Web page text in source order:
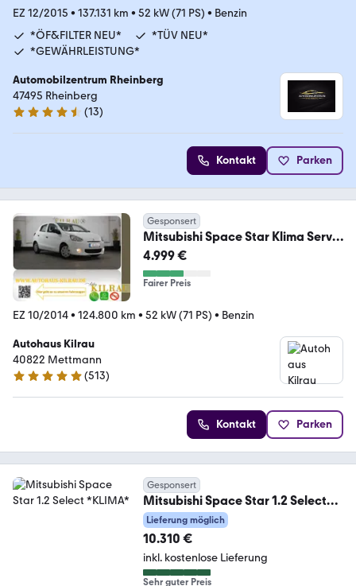
EZ 12/2015 • 137.131 km • 52 kW (71 PS) • Benzin
*ÖF&FILTER NEU*
*TÜV NEU*
*GEWÄHRLEISTUNG*
Automobilzentrum Rheinberg
47495 Rheinberg
4.7 Sterne
(13)
Kontakt Parken
Gesponsert
Mitsubishi Space Star Klima Servo
Zentral ABS
4.999 €
Fairer Preis
EZ 10/2014• 124.800 km • 52 kW (71 PS) • Benzin
Autohaus Kilrau
40822 Mettmann
5 Sterne
(513)
Kontakt Parken
Gesponsert
Mitsubishi Space Star 1.2 Select
*KLIMA*
Lieferung möglich
10.310 €
inkl. kostenlose Lieferung
Sehr guter Preis